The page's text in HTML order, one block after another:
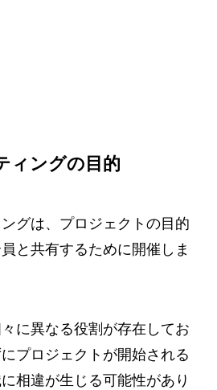
ィングの目的
グは、プロジェクトの目的
と共有するために開催しま
に異なる役割が存在してお
プロジェクトが開始される
相違が生じる可能性があり